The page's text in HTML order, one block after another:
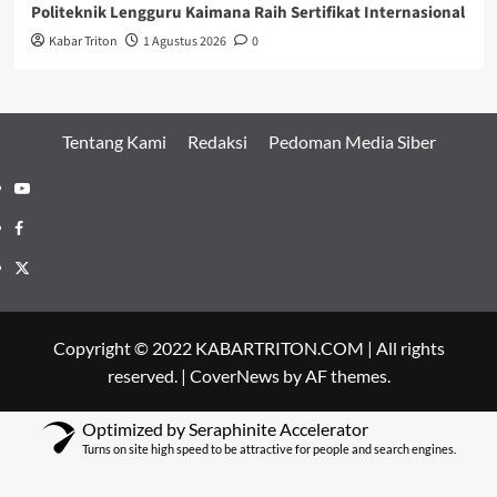
Politeknik Lengguru Kaimana Raih Sertifikat Internasional
Kabar Triton 1 Agustus 2026 0
Tentang Kami Redaksi Pedoman Media Siber
Youtube
Facebook
Twitter
Copyright © 2022 KABARTRITON.COM | All rights
reserved. | CoverNewsby AF themes.
Optimized by Seraphinite Accelerator
Turns on site high speed to be attractive for people and search engines.